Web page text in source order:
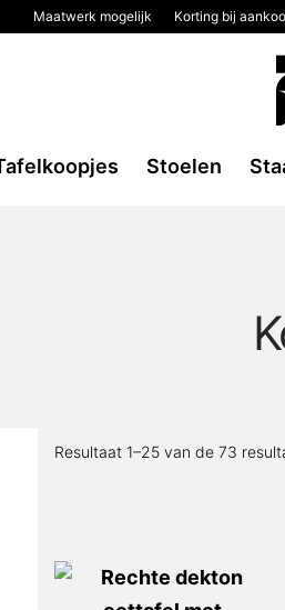
Maatwerk mogelijk Korting bij
Tafelkoopjes Stoelen
Resultaat 1–25 van de 73